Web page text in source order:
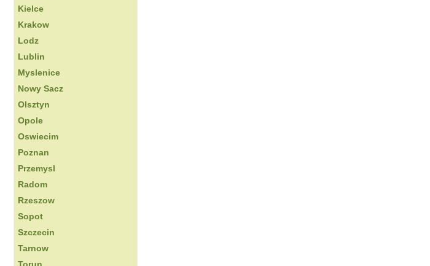
Kielce
Krakow
Lodz
Lublin
Myslenice
Nowy Sacz
Olsztyn
Opole
Oswiecim
Poznan
Przemysl
Radom
Rzeszow
Sopot
Szczecin
Tarnow